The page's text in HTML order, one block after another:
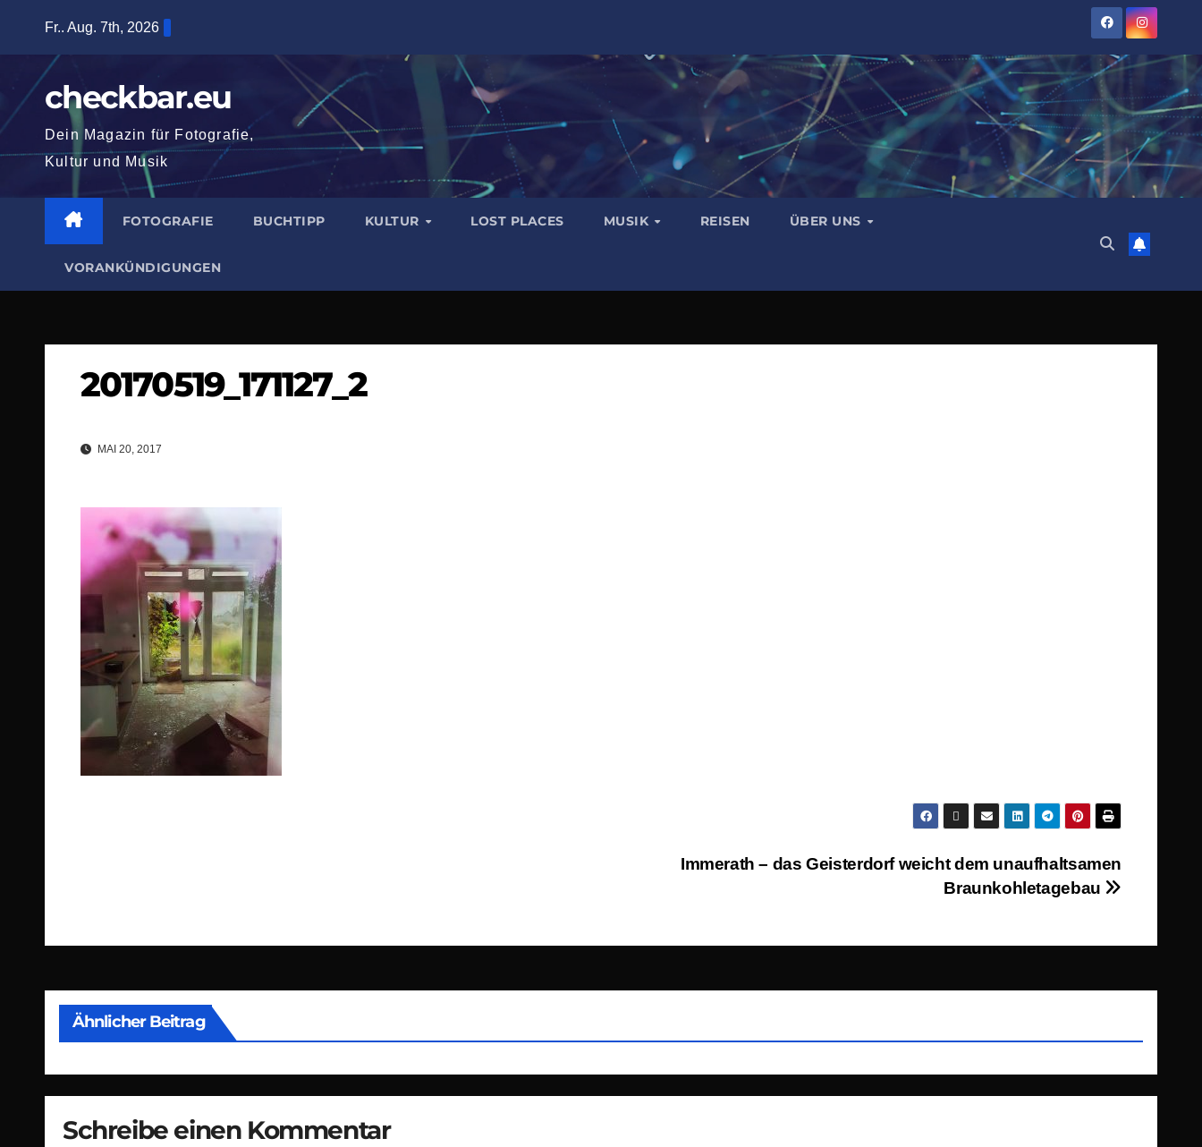
springen
Fr.. Aug. 7th, 2026
checkbar.eu
Dein Magazin für Fotografie,
Kultur und Musik
FOTOGRAFIE BUCHTIPP KULTUR LOST PLACES MUSIK REISEN ÜBER UNS
VORANKÜNDIGUNGEN
20170519_171127_2
MAI 20, 2017
Immerath – das Geisterdorf weicht dem unaufhaltsamen
Braunkohletagebau
Ähnlicher Beitrag
Schreibe einen Kommentar